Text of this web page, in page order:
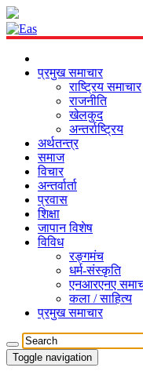
प्रमुख समाचार
राष्ट्रिय समाचार
राजनीति
खेलकुद
अन्तर्राष्ट्रिय
अर्थतन्त्र
समाज
विचार
अन्तर्वार्ता
प्रवास
शिक्षा
जापान विशेष
विविध
रङ्गमंच
धर्म-संस्कृति
एनआरएनए
कला / साहित्य
प्रमुख समाचार
Toggle navigation